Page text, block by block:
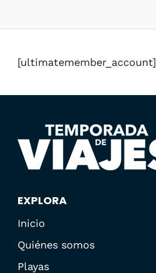
[ultimatemember_account]
EXPLORA
Inicio
Quiénes somos
Playas